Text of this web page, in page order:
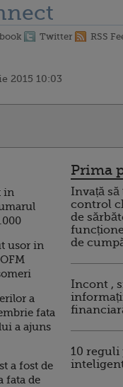
Twitter RSS
2015 10:03
in
usor in
a
fata
a ajuns
a fost de
fata de
Prima
Invață să
control
de
de
Incont ,
10